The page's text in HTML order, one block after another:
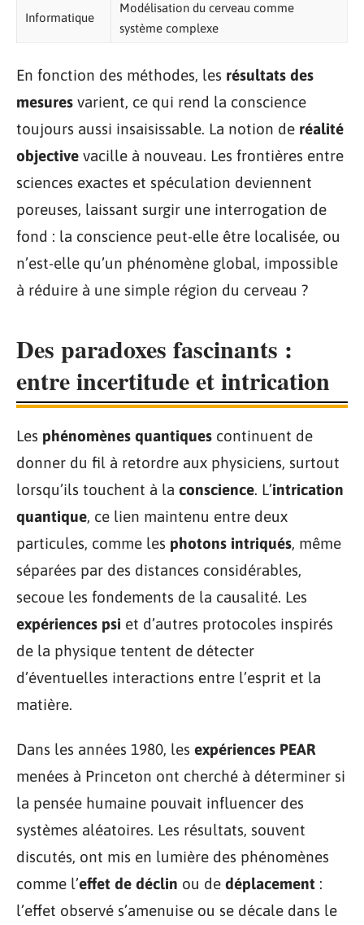
Informatique
Modélisation du cerveau comme
système complexe
En fonction des méthodes, les résultats des
mesures varient, ce qui rend la conscience
toujours aussi insaisissable. La notion de réalité
objective vacille à nouveau. Les frontières entre
sciences exactes et spéculation deviennent
poreuses, laissant surgir une interrogation de
fond : la conscience peut-elle être localisée, ou
n’est-elle qu’un phénomène global, impossible
à réduire à une simple région du cerveau ?
Des paradoxes fascinants :
entre incertitude et intrication
Les phénomènes quantiques continuent de
donner du fil à retordre aux physiciens, surtout
lorsqu’ils touchent à la conscience. L’intrication
quantique, ce lien maintenu entre deux
particules, comme les photons intriqués, même
séparées par des distances considérables,
secoue les fondements de la causalité. Les
expériences psi et d’autres protocoles inspirés
de la physique tentent de détecter
d’éventuelles interactions entre l’esprit et la
matière.
Dans les années 1980, les expériences PEAR
menées à Princeton ont cherché à déterminer si
la pensée humaine pouvait influencer des
systèmes aléatoires. Les résultats, souvent
discutés, ont mis en lumière des phénomènes
comme l’effet de déclin ou de déplacement :
l’effet observé s’amenuise ou se décale dans le